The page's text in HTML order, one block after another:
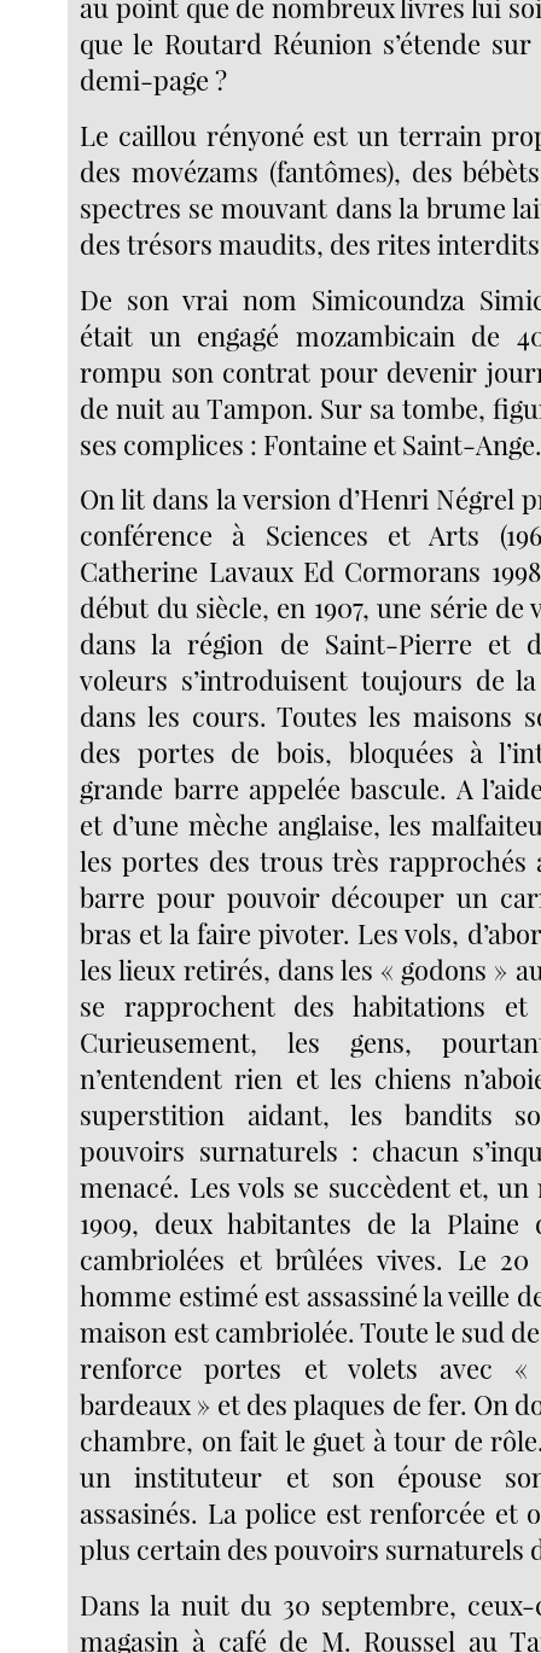
au point que de nombreux livres lui
que le Routard Réunion s’étende
demi-page ?
Le caillou rényoné est un terrain
des movézams (fantômes), des
spectres se mouvant dans la brume
des trésors maudits, des rites
De son vrai nom Simicoundza
était un engagé mozambicain de
rompu son contrat pour devenir
de nuit au Tampon. Sur sa tombe,
ses complices : Fontaine et Saint-
On lit dans la version d’Henri Négrel
conférence à Sciences et Arts
Catherine Lavaux Ed Cormorans
début du siècle, en 1907, une série de
dans la région de Saint-Pierre et
voleurs s’introduisent toujours de
dans les cours. Toutes les maisons
des portes de bois, bloquées à
grande barre appelée bascule. A
et d’une mèche anglaise, les
les portes des trous très rapprochés
barre pour pouvoir découper un
bras et la faire pivoter. Les vols,
les lieux retirés, dans les « godons »
se rapprochent des habitations et
Curieusement, les gens,
n’entendent rien et les chiens
superstition aidant, les bandits
pouvoirs surnaturels : chacun
menacé. Les vols se succèdent et,
1909, deux habitantes de la Plaine
cambriolées et brûlées vives. Le
homme estimé est assassiné la veille
maison est cambriolée. Toute le sud
renforce portes et volets avec
bardeaux » et des plaques de fer. On
chambre, on fait le guet à tour de
un instituteur et son épouse
assasinés. La police est renforcée et
plus certain des pouvoirs surnaturels
Dans la nuit du 30 septembre, ceux-
magasin à café de M. Roussel au